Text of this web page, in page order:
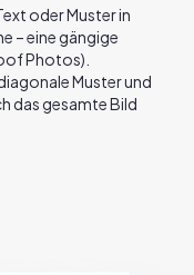
oder Muster in
– eine gängige
Photos).
Muster und
das gesamte Bild